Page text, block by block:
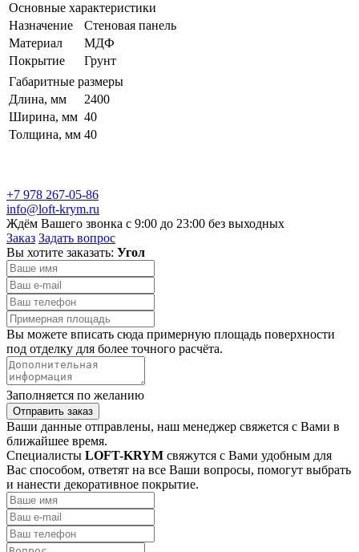
Основные характеристики
Назначение
Стеновая панель
Материал
МДФ
Покрытие
Грунт
Габаритные размеры
Длина, мм
2400
Ширина, мм 40
Толщина, мм 40
+7 978 267-05-86
info@loft-krym.ru
Ждём Вашего звонка с 9:00 до 23:00 без выходных
Заказ Задать вопрос
Вы хотите заказать: Угол
Вы можете вписать сюда примерную площадь поверхности
под отделку для более точного расчёта.
Заполняется по желанию
Отправить заказ
Ваши данные отправлены, наш менеджер свяжется с Вами в
ближайшее время.
Специалисты LOFT-KRYM свяжутся с Вами удобным для
Вас способом, ответят на все Ваши вопросы, помогут выбрать
и нанести декоративное покрытие.